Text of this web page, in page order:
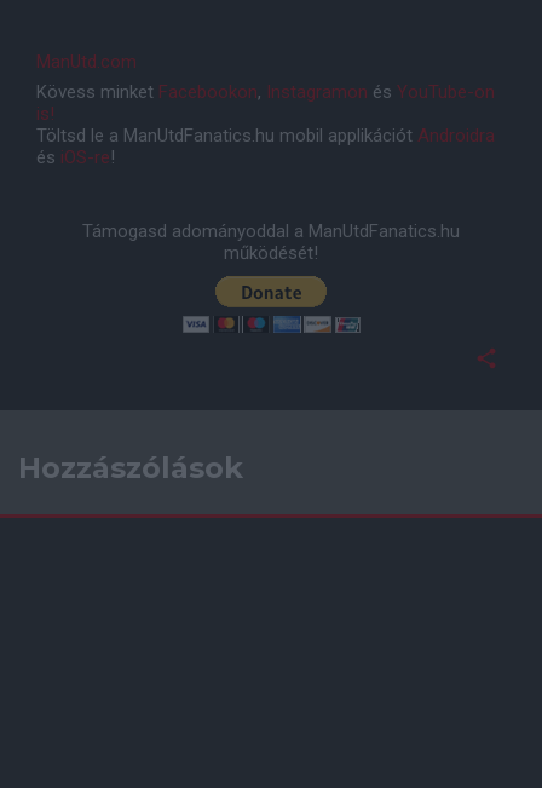
ManUtd.com
Kövess minket Facebookon, Instagramon és YouTube-on
is!
Töltsd le a ManUtdFanatics.hu mobil applikációt Androidra
és iOS-re!
Támogasd adományoddal a ManUtdFanatics.hu
működését!
Hozzászólások